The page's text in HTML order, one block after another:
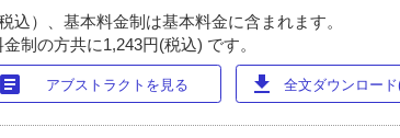
込）、基本料金制は基本料金に含まれます。
制の方共に1,243円(税込) です。
article アブストラクトを見る download 全文ダウンロー